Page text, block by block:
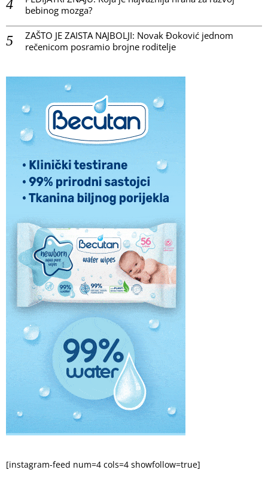
bebinog mozga?
ZAŠTO JE ZAISTA NAJBOLJI: Novak Đoković jednom
rečenicom posramio brojne roditelje
[instagram-feed num=4 cols=4 showfollow=true]